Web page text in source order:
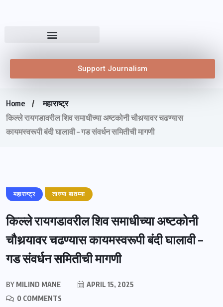
Support Journalism
Home
महाराष्ट्र
किल्ले रायगडावरील शिव समाधीच्या अष्टकोनी चौथर्‍यावर चढण्यास
कायमस्वरूपी बंदी घालावी – गड संवर्धन समितीची मागणी
महाराष्ट्र ताज्या बातम्या
किल्ले रायगडावरील शिव समाधीच्या अष्टकोनी
चौथर्‍यावर चढण्यास कायमस्वरूपी बंदी घालावी –
गड संवर्धन समितीची मागणी
BY MILIND MANE
APRIL 15, 2025
0 COMMENTS